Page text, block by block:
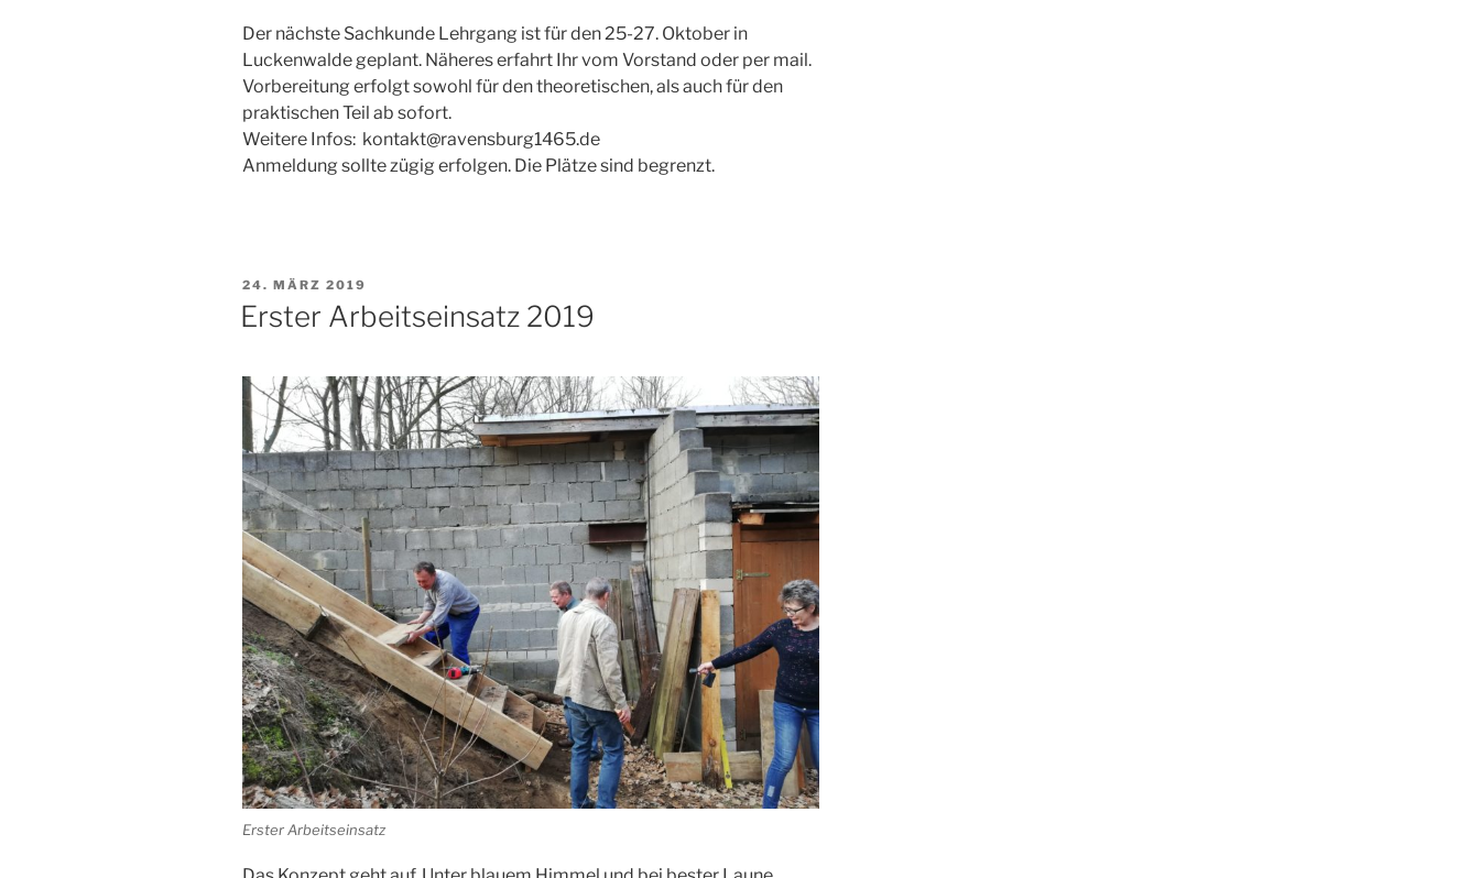
Der nächste Sachkunde Lehrgang ist für den 25-27. Oktober in
Luckenwalde geplant. Näheres erfahrt Ihr vom Vorstand oder per mail.
Vorbereitung erfolgt sowohl für den theoretischen, als auch für den
praktischen Teil ab sofort.
Weitere Infos: kontakt@ravensburg1465.de
Anmeldung sollte zügig erfolgen. Die Plätze sind begrenzt.
VERÖFFENTLICHT
AM
24. MÄRZ 2019
Erster Arbeitseinsatz 2019
Erster Arbeitseinsatz